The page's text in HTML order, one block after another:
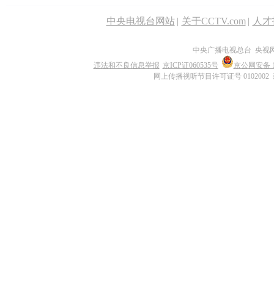
中央电视台网站 | 关于CCTV.com | 人
中央广播电视总台 央视
违法和不良信息举报 京ICP证060535号
京公网安备
网上传播视听节目许可证号 0102002